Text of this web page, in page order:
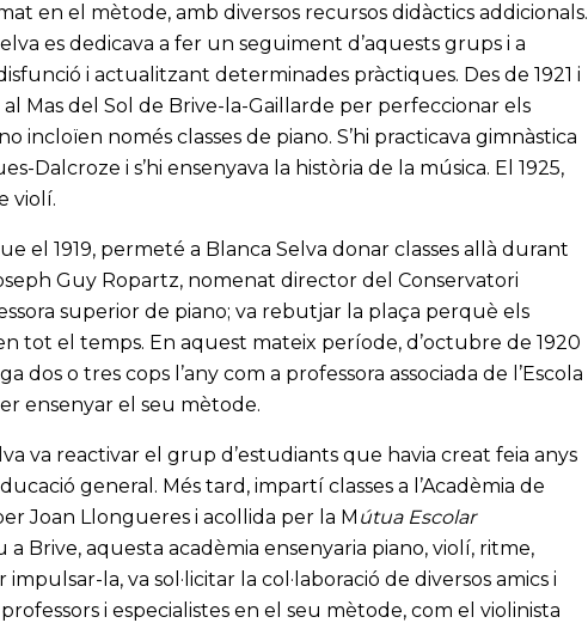
en el mètode, amb diversos recursos didàctics addicionals.
es dedicava a fer un seguiment d’aquests grups i a
i actualitzant determinades pràctiques. Des de 1921 i
al Mas del Sol de Brive-la-Gaillarde per perfeccionar els
incloïen només classes de piano. S’hi practicava gimnàstica
Dalcroze i s’hi ensenyava la història de la música. El 1925,
violí.
el 1919, permeté a Blanca Selva donar classes allà durant
Guy Ropartz, nomenat director del Conservatori
superior de piano; va rebutjar la plaça perquè els
tot el temps. En aquest mateix període, d’octubre de 1920
dos o tres cops l’any com a professora associada de l’Escola
ensenyar el seu mètode.
va reactivar el grup d’estudiants que havia creat feia anys
general. Més tard, impartí classes a l’Acadèmia de
Joan Llongueres i acollida per la M útua Escolar
a Brive, aquesta acadèmia ensenyaria piano, violí, ritme,
la, va sol·licitar la col·laboració de diversos amics i
i especialistes en el seu mètode, com el violinista